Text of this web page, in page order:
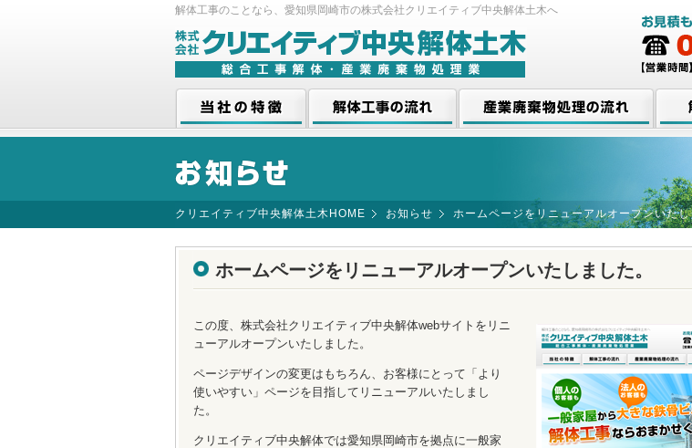
解体工事のことなら、愛知県岡崎市の株式会社クリエイティブ中央解体土木へ
当社の特徴 解体工事の流れ 産業廃棄物処理の流れ 解体
クリエイティブ中央解体土木HOME お知らせ ホームページをリニューアルオープンいた
ホームページをリニューアルオープンいたしました。
この度、株式会社クリエイティブ中央解体webサイトをリニ
ューアルオープンいたしました。
ページデザインの変更はもちろん、お客様にとって「より
使いやすい」ページを目指してリニューアルいたしまし
た。
クリエイティブ中央解体では愛知県岡崎市を拠点に一般家